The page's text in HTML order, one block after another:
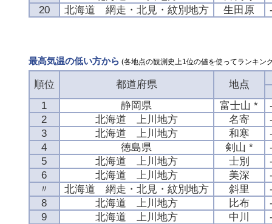
20
北海道 網走・北見・紋別地方 生田原
最高気温の低い方から (各地点の観測史上1位の値を使ってランキン
順位 都道府県
地点
1
静岡県 富士山 *
2
北海道 上川地方 名寄
3
北海道 上川地方 和寒
4
徳島県 剣山 *
5
北海道 上川地方 士別
6
北海道 上川地方 美深
〃
北海道 網走・北見・紋別地方 斜里
8
北海道 上川地方 比布
9
北海道 上川地方 中川